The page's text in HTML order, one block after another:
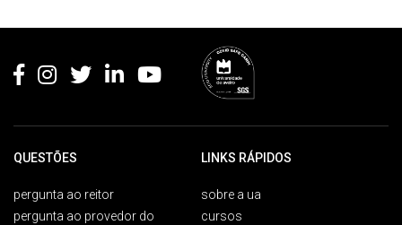
QUESTÕES
pergunta ao reitor
pergunta ao provedor do
LINKS RÁPIDOS
sobre a ua
cursos